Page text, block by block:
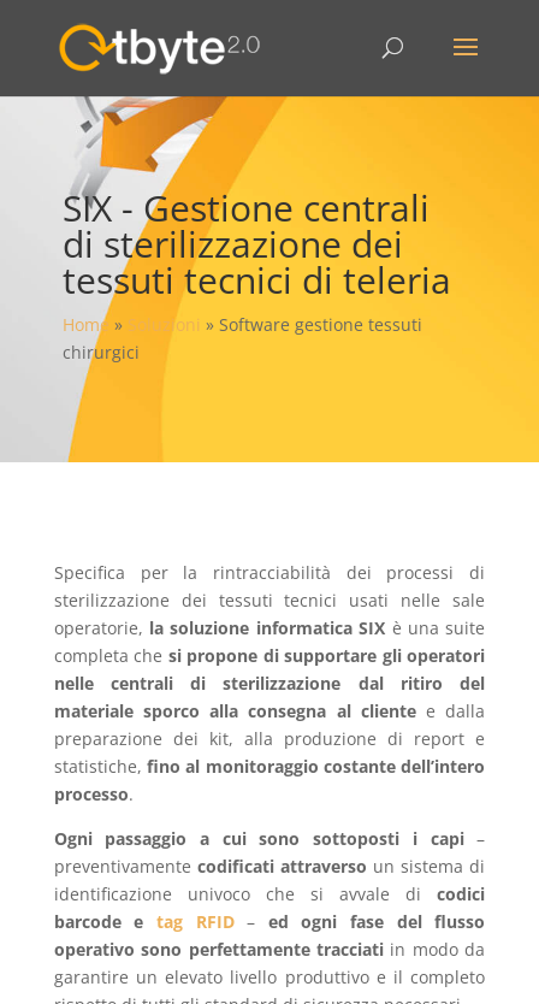
SIX - Gestione centrali
di sterilizzazione dei
tessuti tecnici di teleria
Home » Soluzioni » Software gestione tessuti
chirurgici
Specifica per la rintracciabilità dei processi di
sterilizzazione dei tessuti tecnici usati nelle sale
operatorie, la soluzione informatica SIX è una suite
completa che si propone di supportare gli operatori
nelle centrali di sterilizzazione dal ritiro del
materiale sporco alla consegna al clientee dalla
preparazione dei kit, alla produzione di report e
statistiche,fino al monitoraggio costante dell’intero
processo.
Ogni passaggio a cui sono sottoposti i capi–
preventivamente codificati attraverso un sistema di
identificazione univoco che si avvale dicodici
barcode e tag RFID– ed ogni fase del flusso
operativo sono perfettamente tracciati in modo da
garantire un elevato livello produttivo e il completo